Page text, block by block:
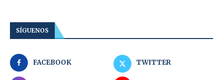
SÍGUENOS
FACEBOOK TWITTER